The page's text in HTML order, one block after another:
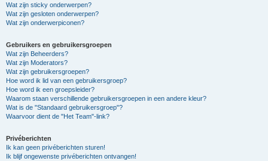
Wat zijn sticky onderwerpen?
Wat zijn gesloten onderwerpen?
Wat zijn onderwerpiconen?
Gebruikers en gebruikersgroepen
Wat zijn Beheerders?
Wat zijn Moderators?
Wat zijn gebruikersgroepen?
Hoe word ik lid van een gebruikersgroep?
Hoe word ik een groepsleider?
Waarom staan verschillende gebruikersgroepen in een andere kleur?
Wat is de "Standaard gebruikersgroep"?
Waarvoor dient de "Het Team"-link?
Privéberichten
Ik kan geen privéberichten sturen!
Ik blijf ongewenste privéberichten ontvangen!